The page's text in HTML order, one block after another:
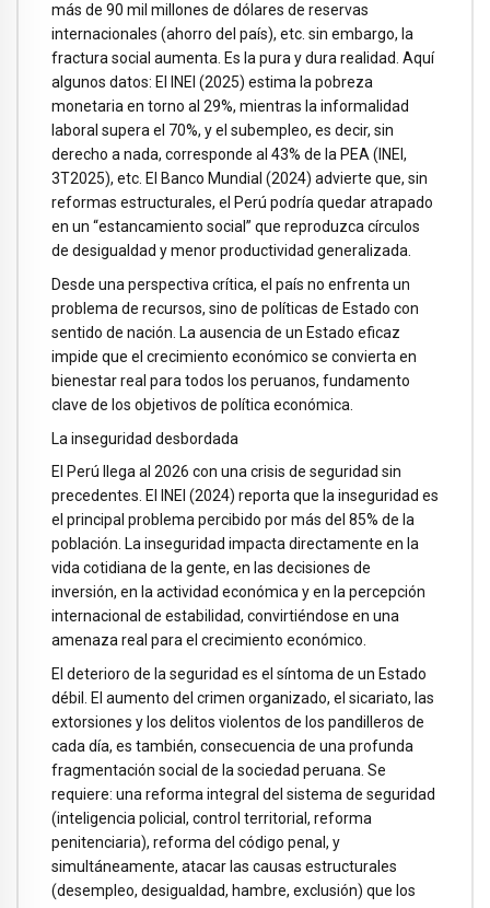
más de 90 mil millones de dólares de reservas
internacionales (ahorro del país), etc. sin embargo, la
fractura social aumenta. Es la pura y dura realidad. Aquí
algunos datos: El INEI (2025) estima la pobreza
monetaria en torno al 29%, mientras la informalidad
laboral supera el 70%, y el subempleo, es decir, sin
derecho a nada, corresponde al 43% de la PEA (INEI,
3T2025), etc. El Banco Mundial (2024) advierte que, sin
reformas estructurales, el Perú podría quedar atrapado
en un “estancamiento social” que reproduzca círculos
de desigualdad y menor productividad generalizada.
Desde una perspectiva crítica, el país no enfrenta un
problema de recursos, sino de políticas de Estado con
sentido de nación. La ausencia de un Estado eficaz
impide que el crecimiento económico se convierta en
bienestar real para todos los peruanos, fundamento
clave de los objetivos de política económica.
La inseguridad desbordada
El Perú llega al 2026 con una crisis de seguridad sin
precedentes. El INEI (2024) reporta que la inseguridad es
el principal problema percibido por más del 85% de la
población. La inseguridad impacta directamente en la
vida cotidiana de la gente, en las decisiones de
inversión, en la actividad económica y en la percepción
internacional de estabilidad, convirtiéndose en una
amenaza real para el crecimiento económico.
El deterioro de la seguridad es el síntoma de un Estado
débil. El aumento del crimen organizado, el sicariato, las
extorsiones y los delitos violentos de los pandilleros de
cada día, es también, consecuencia de una profunda
fragmentación social de la sociedad peruana. Se
requiere: una reforma integral del sistema de seguridad
(inteligencia policial, control territorial, reforma
penitenciaria), reforma del código penal, y
simultáneamente, atacar las causas estructurales
(desempleo, desigualdad, hambre, exclusión) que los